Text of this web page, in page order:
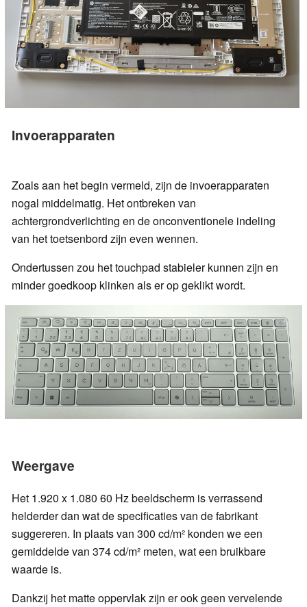
Invoerapparaten
Zoals aan het begin vermeld, zijn de invoerapparaten
nogal middelmatig. Het ontbreken van
achtergrondverlichting en de onconventionele indeling
van het toetsenbord zijn even wennen.
Ondertussen zou het touchpad stabieler kunnen zijn en
minder goedkoop klinken als er op geklikt wordt.
Weergave
Het 1.920 x 1.080 60 Hz beeldscherm is verrassend
helderder dan wat de specificaties van de fabrikant
suggereren. In plaats van 300 cd/m² konden we een
gemiddelde van 374 cd/m² meten, wat een bruikbare
waarde is.
Dankzij het matte oppervlak zijn er ook geen vervelende